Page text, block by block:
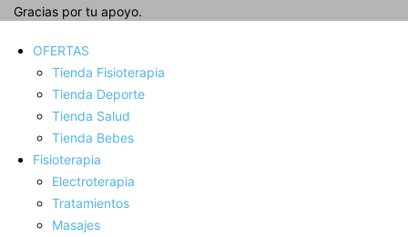
Gracias por tu apoyo.
OFERTAS
Tienda Fisioterapia
Tienda Deporte
Tienda Salud
Tienda Bebes
Fisioterapia
Electroterapia
Tratamientos
Masajes